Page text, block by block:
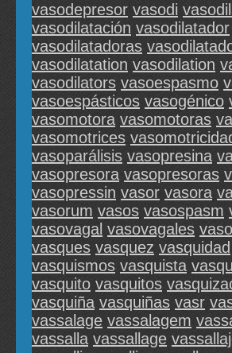
vasodepresor vasodi
vasodilatación vasodilatador
vasodilatadoras
vasodilatation vasodilation
vasodilators vasoespasmo
vasoespásticos vasogénico
vasomotora vasomotoras
vasomotrices
vasoparálisis vasopresina
vasopresora vasopresoras
vasopressin vasor vasora
vasorum vasos vasospasm
vasovagal vasovagales
vasques vasquez vasquidad
vasquismos vasquista
vasquito vasquitos
vasquiña vasquiñas vasr
vassalage vassalagem
vassalla vassallage